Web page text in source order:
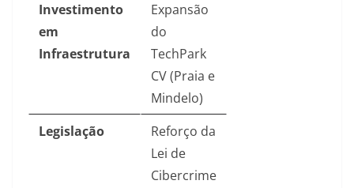
Investimento
em
Infraestrutura
Expansão
do
TechPark
CV (Praia e
Mindelo)
Legislação
Reforço da
Lei de
Cibercrime